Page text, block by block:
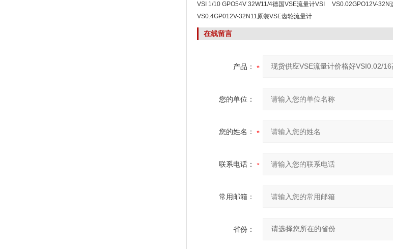
现货技术支持
VSI 1/10 GPO54V 32W11/4德国VSE流量计VSI
1/10高清版本一手货源
VS0.02GPO12V-32N
VS0.4GP012V-32N11原装VSE齿轮流量计
VS0.4GP0德国原厂销售
在线留言
产品：
您的单位：
您的姓名：
联系电话：
常用邮箱：
省份：